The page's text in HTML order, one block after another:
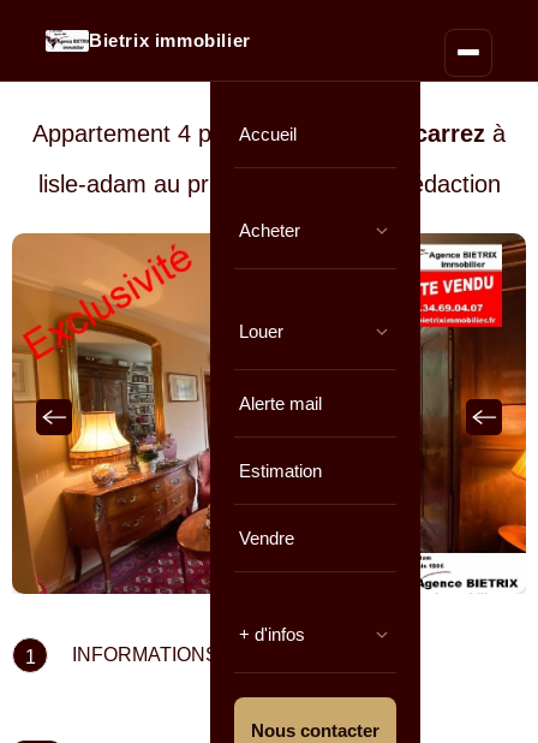
Bietrix immobilier
Accueil
Acheter
Louer
Alerte mail
Estimation
Vendre
+ d'infos
Nous contacter
Appartement 4 pièces de 68 m² loi carrez à
lisle-adam au prix de
En cours de rédaction
1 INFORMATIONS CLÉS